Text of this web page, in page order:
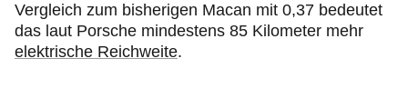
Vergleich zum bisherigen Macan mit 0,37 bedeutet
das laut Porsche mindestens 85 Kilometer mehr
elektrische Reichweite.